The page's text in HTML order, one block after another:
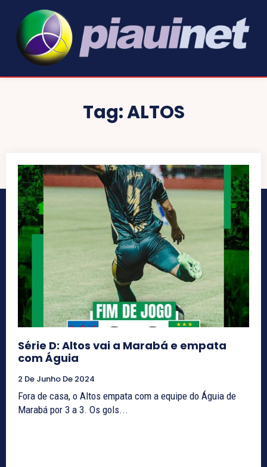
Tag:ALTOS
Série D: Altos vai a Marabá e empata
com Águia
2 De Junho De 2024
Fora de casa, o Altos empata com a equipe do Águia de
Marabá por 3 a 3. Os gols...